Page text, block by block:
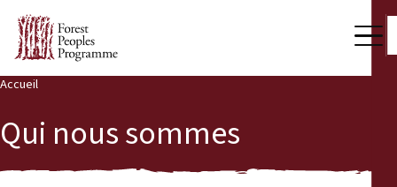
Qui nous sommes
Notre travail
Voix des communautés
Partenaires et Pays
Accueil
Qui nous sommes